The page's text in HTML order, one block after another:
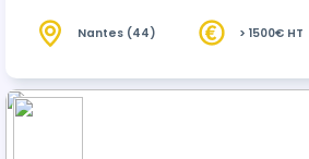
leadership, d'améliorer votre
des interactions puissantes avec les
vous découvrirez comment mobiliser,
Nantes (44) > 1500€ HT